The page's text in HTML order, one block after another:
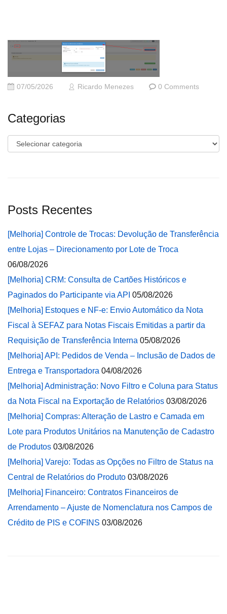
07/05/2026 Ricardo Menezes 0 Comments
Categorias
Categorias
Posts Recentes
[Melhoria] Controle de Trocas: Devolução de Transferência
entre Lojas – Direcionamento por Lote de Troca
06/08/2026
[Melhoria] CRM: Consulta de Cartões Históricos e
Paginados do Participante via API 05/08/2026
[Melhoria] Estoques e NF-e: Envio Automático da Nota
Fiscal à SEFAZ para Notas Fiscais Emitidas a partir da
Requisição de Transferência Interna 05/08/2026
[Melhoria] API: Pedidos de Venda – Inclusão de Dados de
Entrega e Transportadora 04/08/2026
[Melhoria] Administração: Novo Filtro e Coluna para Status
da Nota Fiscal na Exportação de Relatórios 03/08/2026
[Melhoria] Compras: Alteração de Lastro e Camada em
Lote para Produtos Unitários na Manutenção de Cadastro
de Produtos 03/08/2026
[Melhoria] Varejo: Todas as Opções no Filtro de Status na
Central de Relatórios do Produto 03/08/2026
[Melhoria] Financeiro: Contratos Financeiros de
Arrendamento – Ajuste de Nomenclatura nos Campos de
Crédito de PIS e COFINS 03/08/2026